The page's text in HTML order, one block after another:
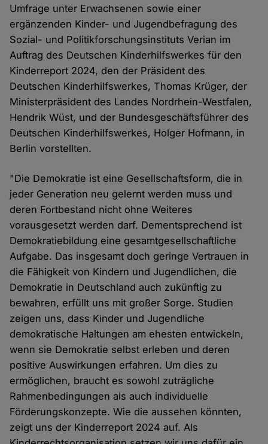
Umfrage unter Erwachsenen sowie einer
ergänzenden Kinder- und Jugendbefragung des
Sozial- und Politikforschungsinstituts Verian im
Auftrag des Deutschen Kinderhilfswerkes für den
Kinderreport 2024, den der Präsident des
Deutschen Kinderhilfswerkes, Thomas Krüger, der
Ministerpräsident des Landes Nordrhein-Westfalen,
Hendrik Wüst, und der Bundesgeschäftsführer des
Deutschen Kinderhilfswerkes, Holger Hofmann, in
Berlin vorstellten.
"Die Demokratie ist eine Gesellschaftsform, die in
jeder Generation neu gelernt werden muss und
deren Fortbestand nicht ohne Weiteres
vorausgesetzt werden darf. Dementsprechend ist
Demokratiebildung eine gesamtgesellschaftliche
Aufgabe. Das insgesamt doch geringe Vertrauen in
die Fähigkeit von Kindern und Jugendlichen, die
Demokratie in Deutschland auch zukünftig zu
bewahren, erfüllt uns mit großer Sorge. Studien
zeigen uns, dass Kinder und Jugendliche
demokratische Haltungen am ehesten entwickeln,
wenn sie Demokratie selbst erleben und deren
positive Auswirkungen erfahren. Um dies zu
ermöglichen, braucht es sowohl zuträgliche
Rahmenbedingungen als auch individuelle
Förderungskonzepte. Wie die aussehen könnten,
zeigt uns der Kinderreport 2024 auf. Als